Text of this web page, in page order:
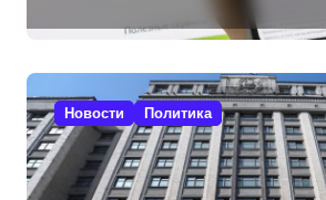
Новости Политика